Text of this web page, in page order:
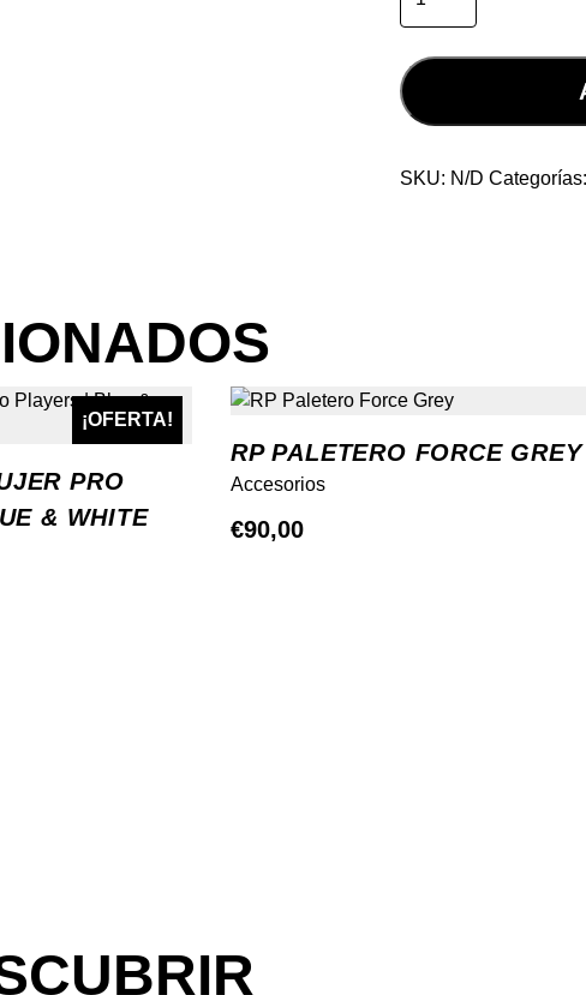
Gris
Partido
Royal
Padel
SKU: N/D Categorías:
NEW
¡OFERTA!
PRO
& WHITE
RP PALETERO FORCE GREY
Accesorios
€90,00